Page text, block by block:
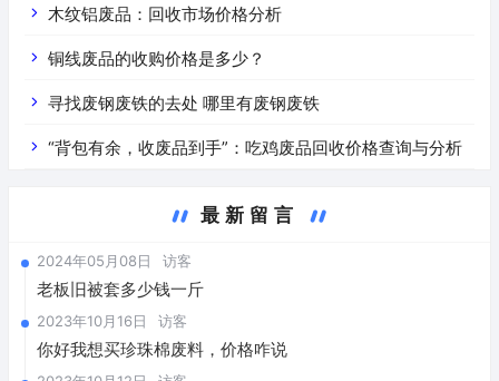
价是什么
木纹铝废品：回收市场价格分析
铜线废品的收购价格是多少？
寻找废钢废铁的去处 哪里有废钢废铁
“背包有余，收废品到手”：吃鸡废品回收价格查询与分析
最新留言
2024年05月08日 访客
老板旧被套多少钱一斤
2023年10月16日 访客
你好我想买珍珠棉废料，价格咋说